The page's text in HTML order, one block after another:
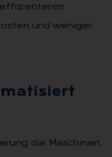
und weniger
die Maschinen,